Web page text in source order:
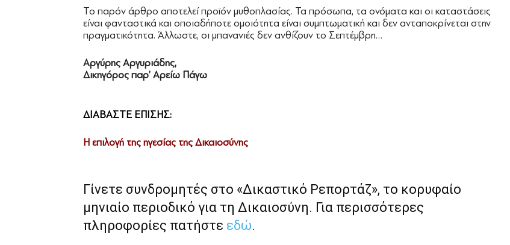
Το παρόν άρθρο αποτελεί προϊόν μυθοπλασίας. Τα πρόσωπα, τα ονόματα και οι καταστάσεις
είναι φανταστικά και οποιαδήποτε ομοιότητα είναι συμπτωματική και δεν ανταποκρίνεται στην
πραγματικότητα. Άλλωστε, οι μπανανιές δεν ανθίζουν το Σεπτέμβρη…
Αργύρης Αργυριάδης,
Δικηγόρος παρ’ Αρείω Πάγω
ΔΙΑΒΑΣΤΕ ΕΠΙΣΗΣ:
Η επιλογή της ηγεσίας της Δικαιοσύνης
Γίνετε συνδρομητές στο «Δικαστικό Ρεπορτάζ», το κορυφαίο
μηνιαίο περιοδικό για τη Δικαιοσύνη. Για περισσότερες
πληροφορίες πατήστε εδώ.